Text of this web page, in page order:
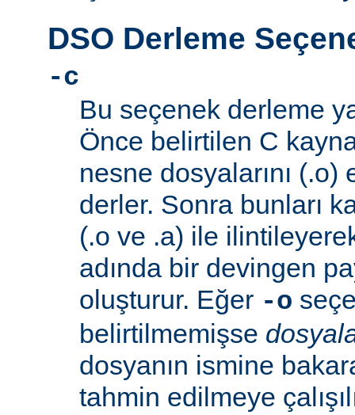
DSO Derleme
-c
Bu seçenek derleme
Önce belirtilen C
nesne dosyalarını
derler. Sonra bunları
(.o ve .a) ile
adında bir devingen
oluşturur. Eğer -o
belirtilmemişse
dosyanın ismine
tahmin edilmeye